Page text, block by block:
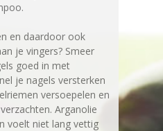
en daardoor ook
je vingers? Smeer
goed in met
je nagels versterken
versoepelen en
Arganolie
voelt niet lang vettig